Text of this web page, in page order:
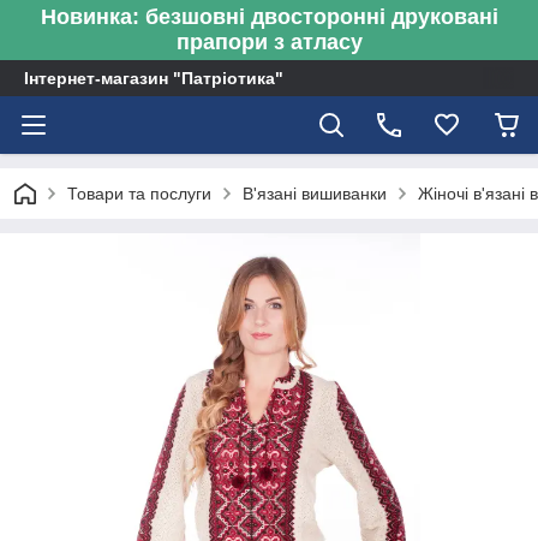
Новинка: безшовні двосторонні друковані
прапори з атласу
Інтернет-магазин "Патріотика"
Товари та послуги В'язані вишиванки Жіночі в'язані